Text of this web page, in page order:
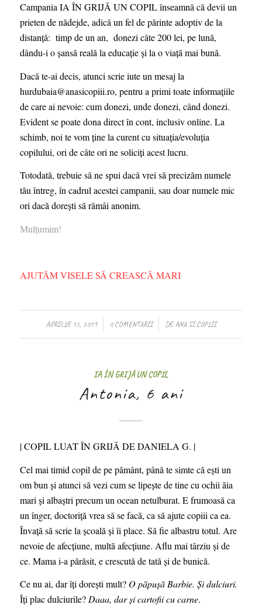
Campania IA ÎN GRIJĂ UN COPIL înseamnă că devii un
prieten de nădejde, adică un fel de părinte adoptiv de la
distanță: timp de un an, donezi câte 200 lei, pe lună,
dându-i o șansă reală la educație și la o viață mai bună.
Dacă te-ai decis, atunci scrie iute un mesaj la
hurdubaia@anasicopiii.ro, pentru a primi toate informațiile
de care ai nevoie: cum donezi, unde donezi, când donezi.
Evident se poate dona direct în cont, inclusiv online. La
schimb, noi te vom ține la curent cu situația/evoluția
copilului, ori de câte ori ne soliciți acest lucru.
Totodată, trebuie să ne spui dacă vrei să precizăm numele
tău întreg, în cadrul acestei campanii, sau doar numele mic
ori dacă dorești să rămâi anonim.
Mulțumim!
AJUTĂM VISELE SĂ CREASCĂ MARI
APRILIE 15, 2019
/ 0 COMENTARII
/ DEANA SI COPIII
IA ÎN GRIJĂ UN COPIL
Antonia, 6 ani
| COPIL LUAT ÎN GRIJĂ DE DANIELA G. |
Cel mai timid copil de pe pământ, până te simte că ești un
om bun și atunci să vezi cum se lipește de tine cu ochii ăia
mari și albaștri precum un ocean netulburat. E frumoasă ca
un înger, doctoriță vrea să se facă, ca să ajute copiii ca ea.
Învață să scrie la școală și îi place. Să fie albastru totul. Are
nevoie de afecțiune, multă afecțiune. Aflu mai târziu și de
ce. Mama i-a părăsit, e crescută de tată și de bunică.
Ce nu ai, dar îți dorești mult? O păpușă Barbie. Și dulciuri.
Îți plac dulciurile?Daaa, dar și cartofii cu carne.